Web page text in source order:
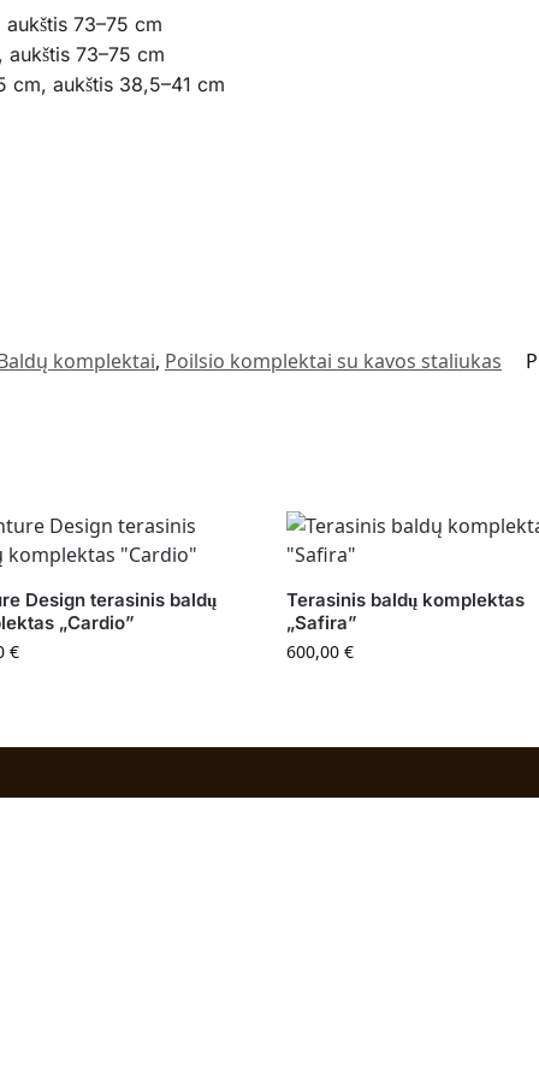
73–75 cm
aukštis 73–75 cm
cm, aukštis 38,5–41 cm
komplektai, Poilsio komplektai su kavos staliukas
Design terasinis baldų
„Cardio”
€
Terasinis baldų komplektas
„Safira”
600,00€